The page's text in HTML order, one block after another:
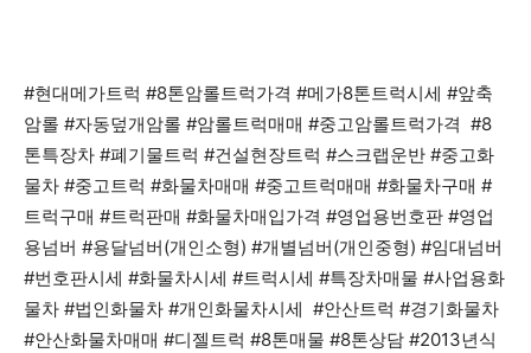
#현대메가트럭 #8톤암롤트럭가격 #메가8톤트럭시세 #앞축
암롤 #자동덮개암롤 #암롤트럭매매 #중고암롤트럭가격 #8
톤특장차 #폐기물트럭 #건설현장트럭 #스크랩운반 #중고화
물차 #중고트럭 #화물차매매 #중고트럭매매 #화물차구매 #
트럭구매 #트럭판매 #화물차매입가격 #영업용번호판 #영업
용넘버 #용달넘버(개인소형) #개별넘버(개인중형) #임대넘버
#번호판시세 #화물차시세 #트럭시세 #특장차매물 #사업용화
물차 #법인화물차 #개인화물차시세 #안산트럭 #경기화물차
#안산화물차매매 #디젤트럭 #8톤매물 #8톤상담 #2013년식